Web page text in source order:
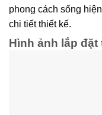
phong cách sống
chi tiết thiết kế.
Hình ảnh lắp đặt